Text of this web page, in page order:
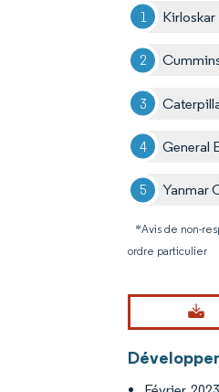
General
Yanmar
*Avis de non-
ordre particulier